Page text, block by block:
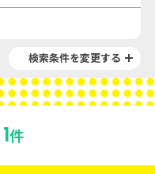
検索条件を変更する
1件